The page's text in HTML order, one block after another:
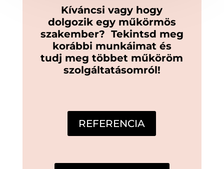
Kíváncsi vagy hogy
dolgozik egy műkörmös
szakember? Tekintsd meg
korábbi munkáimat és
tudj meg többet műköröm
szolgáltatásomról!
REFERENCIA